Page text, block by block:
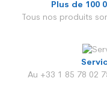
Plus de 100
Tous nos produits
Au +33 1 85 78 02